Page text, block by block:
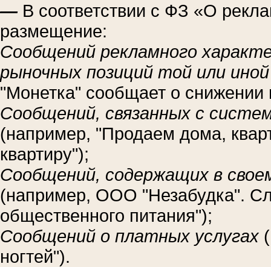
— В соответствии с ФЗ «О
размещение:
Сообщений рекламного
рыночных позиций той или
"Монетка" сообщает о
Сообщений, связанных с
(например, "Продаем дома,
квартиру");
Сообщений, содержащих в
(например, ООО "Незабудка".
общественного питания");
Сообщений о платных услугах
ногтей").